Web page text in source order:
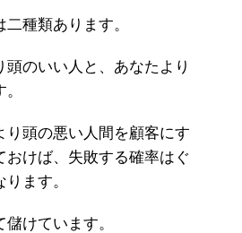
種類あります。
頭のいい人と、あなたより
り頭の悪い人間を顧客にす
おけば、失敗する確率はぐ
ます。
けています。